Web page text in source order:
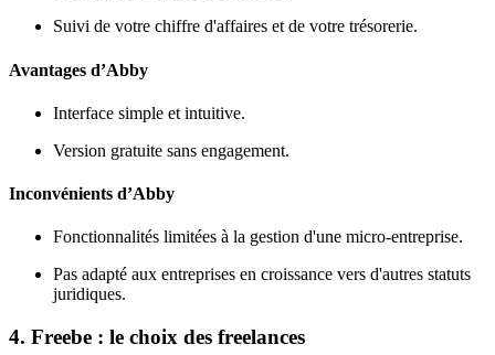
Suivi de votre chiffre d'affaires et de votre trésorerie.
Avantages d’Abby
Interface simple et intuitive.
Version gratuite sans engagement.
Inconvénients d’Abby
Fonctionnalités limitées à la gestion d'une micro-entreprise.
Pas adapté aux entreprises en croissance vers d'autres statuts
juridiques.
4. Freebe : le choix des freelances